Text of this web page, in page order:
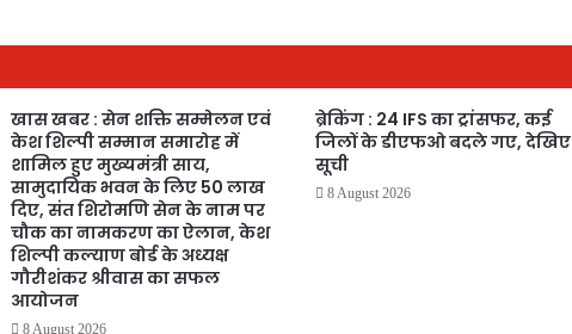
खास खबर : सेन शक्ति सम्मेलन एवं
केश शिल्पी सम्मान समारोह में
शामिल हुए मुख्यमंत्री साय,
सामुदायिक भवन के लिए 50 लाख
दिए, संत शिरोमणि सेन के नाम पर
चौक का नामकरण का ऐलान, केश
शिल्पी कल्याण बोर्ड के अध्यक्ष
गौरीशंकर श्रीवास का सफल
आयोजन
8 August 2026
ब्रेकिंग : 24 IFS का ट्रांसफर, कई
जिलों के डीएफओ बदले गए, देखिए
सूची
8 August 2026